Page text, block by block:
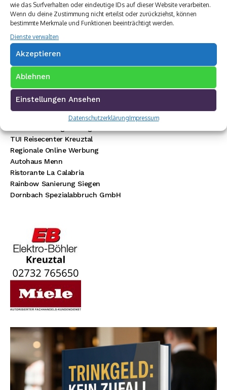
wie das Surfverhalten oder eindeutige IDs auf dieser Website verarbeiten.
Wenn du deine Zustimmung nicht erteilst oder zurückziehst, können
bestimmte Merkmale und Funktionen beeinträchtigt werden.
Dienste verwalten
Akzeptieren
Ablehnen
Einstellungen Ansehen
DatenschutzerklärungImpressum
Premium Werbepartner:
Münch Werbetechnik
Rechtsanwalt Baranowski
Baustoff Hoffmann
TUI Reisecenter Kreuztal
Regionale Online Werbung
Autohaus Menn
Ristorante La Calabria
Rainbow Sanierung Siegen
Dornbach Spezialabbruch GmbH